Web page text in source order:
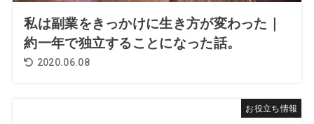
私は副業をきっかけに生き方が変わった｜
約一年で独立することになった話。
2020.06.08
お役立ち情報